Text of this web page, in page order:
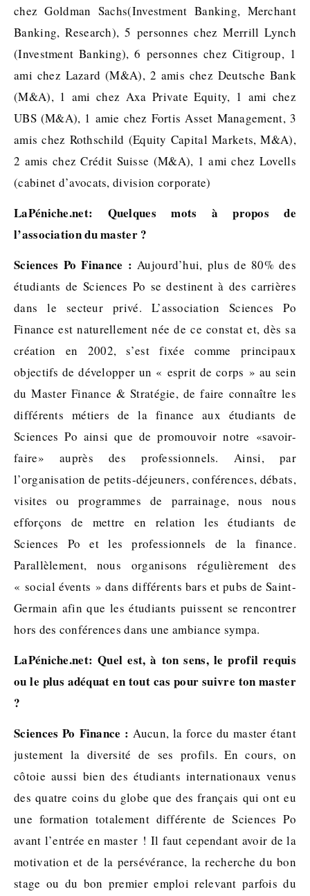
chez Goldman Sachs(Investment Banking, Merchant
Banking, Research), 5 personnes chez Merrill Lynch
(Investment Banking), 6 personnes chez Citigroup, 1
ami chez Lazard (M&A), 2 amis chez Deutsche Bank
(M&A), 1 ami chez Axa Private Equity, 1 ami chez
UBS (M&A), 1 amie chez Fortis Asset Management, 3
amis chez Rothschild (Equity Capital Markets, M&A),
2 amis chez Crédit Suisse (M&A), 1 ami chez Lovells
(cabinet d’avocats, division corporate)
LaPéniche.net: Quelques mots à propos de
l’association du master ?
Sciences Po Finance : Aujourd’hui, plus de 80% des
étudiants de Sciences Po se destinent à des carrières
dans le secteur privé. L’association Sciences Po
Finance est naturellement née de ce constat et, dès sa
création en 2002, s’est fixée comme principaux
objectifs de développer un « esprit de corps » au sein
du Master Finance & Stratégie, de faire connaître les
différents métiers de la finance aux étudiants de
Sciences Po ainsi que de promouvoir notre «savoir-
faire» auprès des professionnels. Ainsi, par
l’organisation de petits-déjeuners, conférences, débats,
visites ou programmes de parrainage, nous nous
efforçons de mettre en relation les étudiants de
Sciences Po et les professionnels de la finance.
Parallèlement, nous organisons régulièrement des
« social évents » dans différents bars et pubs de Saint-
Germain afin que les étudiants puissent se rencontrer
hors des conférences dans une ambiance sympa.
LaPéniche.net: Quel est, à ton sens, le profil requis
ou le plus adéquat en tout cas pour suivre ton master
?
Sciences Po Finance : Aucun, la force du master étant
justement la diversité de ses profils. En cours, on
côtoie aussi bien des étudiants internationaux venus
des quatre coins du globe que des français qui ont eu
une formation totalement différente de Sciences Po
avant l’entrée en master ! Il faut cependant avoir de la
motivation et de la persévérance, la recherche du bon
stage ou du bon premier emploi relevant parfois du